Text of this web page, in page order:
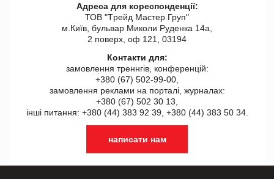
Адреса для кореспонденції:
ТОВ "Tрейд Мастер Груп"
м.Київ, бульвар Миколи Руденка 14а,
2 поверх, оф 121, 03194
Контакти для:
замовлення треннгів, конференцій:
+380 (67) 502-99-00,
замовлення реклами на порталі, журналах:
+380 (67) 502 30 13,
інші питання: +380 (44) 383 92 39, +380 (44) 383 50 34.
написати нам